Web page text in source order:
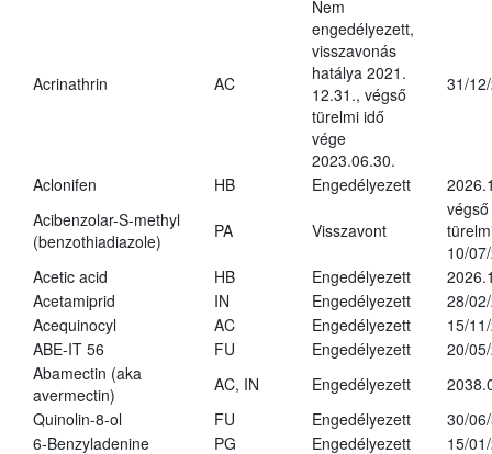
Acrinathrin AC
Nem
engedélyezett,
visszavonás
hatálya 2021.
12.31., végső
türelmi idő
vége
2023.06.30.
31/
Aclonifen HB Engedélyezett
Acibenzolar-S-methyl
(benzothiadiazole)
PA Visszavont
végső
10/
Acetic acid
HB Engedélyezett
Acetamiprid
IN Engedélyezett
28/
Acequinocyl
AC Engedélyezett
15/
ABE-IT 56
FU Engedélyezett
20/
Abamectin (aka
avermectin)
AC, IN Engedélyezett
Quinolin-8-ol
FU Engedélyezett
30/
6-Benzyladenine
PG Engedélyezett
15/